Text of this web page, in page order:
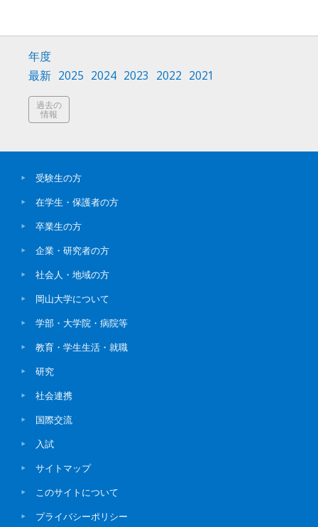
年度
最新 2025 2024 2023 2022 2021
過去の
情報
受験生の方
在学生・保護者の方
卒業生の方
企業・研究者の方
社会人・地域の方
岡山大学について
学部・大学院・病院等
教育・学生生活・就職
研究
社会連携
国際交流
入試
サイトマップ
このサイトについて
プライバシーポリシー